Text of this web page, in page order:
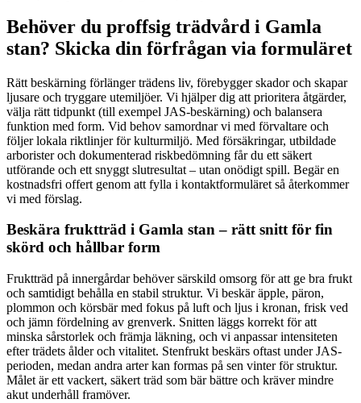
Behöver du proffsig trädvård i Gamla
stan? Skicka din förfrågan via formuläret
Rätt beskärning förlänger trädens liv, förebygger skador och skapar
ljusare och tryggare utemiljöer. Vi hjälper dig att prioritera åtgärder,
välja rätt tidpunkt (till exempel JAS-beskärning) och balansera
funktion med form. Vid behov samordnar vi med förvaltare och
följer lokala riktlinjer för kulturmiljö. Med försäkringar, utbildade
arborister och dokumenterad riskbedömning får du ett säkert
utförande och ett snyggt slutresultat – utan onödigt spill. Begär en
kostnadsfri offert genom att fylla i kontaktformuläret så återkommer
vi med förslag.
Beskära fruktträd i Gamla stan – rätt snitt för fin
skörd och hållbar form
Fruktträd på innergårdar behöver särskild omsorg för att ge bra frukt
och samtidigt behålla en stabil struktur. Vi beskär äpple, päron,
plommon och körsbär med fokus på luft och ljus i kronan, frisk ved
och jämn fördelning av grenverk. Snitten läggs korrekt för att
minska sårstorlek och främja läkning, och vi anpassar intensiteten
efter trädets ålder och vitalitet. Stenfrukt beskärs oftast under JAS-
perioden, medan andra arter kan formas på sen vinter för struktur.
Målet är ett vackert, säkert träd som bär bättre och kräver mindre
akut underhåll framöver.